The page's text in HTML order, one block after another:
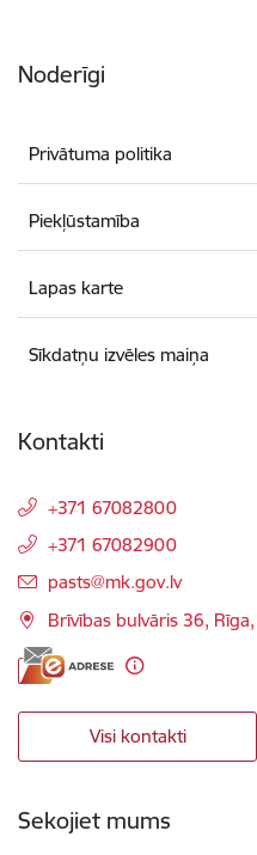
Noderīgi
Privātuma politika
Piekļūstamība
Lapas karte
Sīkdatņu izvēles maiņa
Kontakti
+371 67082800
+371 67082900
E-pasts:
pasts@mk.gov.lv
Brīvības bulvāris 36,
Visi kontakti
Sekojiet mums